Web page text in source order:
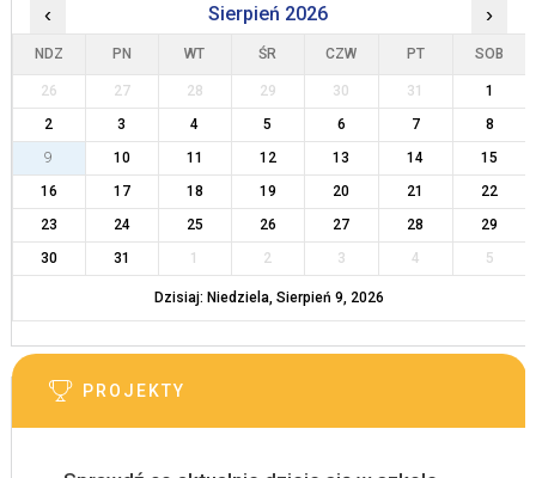
‹ Sierpień 2026 ›
NDZ PN WT ŚR CZW PT SOB
26 27 28 29 30 31
1
2
3 4 5 6 7
8
9
10 11 12 13 14
15
16
17 18 19 20 21
22
23
24 25 26 27 28
29
30
31 1 2 3 4 5
Dzisiaj: Niedziela, Sierpień 9, 2026
PROJEKTY